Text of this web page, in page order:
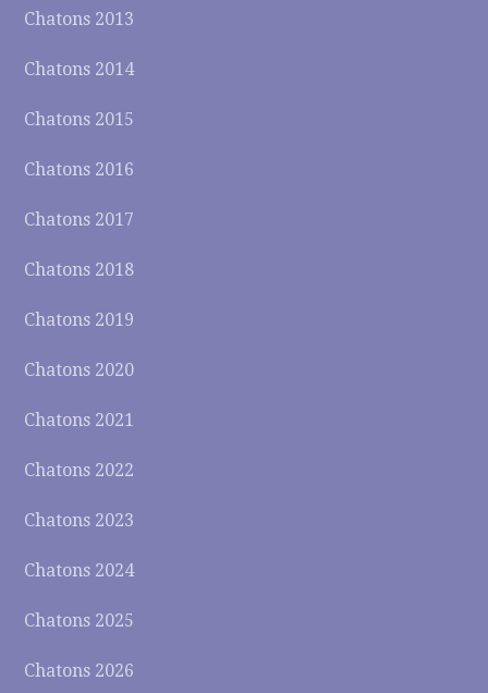
Chatons 2013
Chatons 2014
Chatons 2015
Chatons 2016
Chatons 2017
Chatons 2018
Chatons 2019
Chatons 2020
Chatons 2021
Chatons 2022
Chatons 2023
Chatons 2024
Chatons 2025
Chatons 2026